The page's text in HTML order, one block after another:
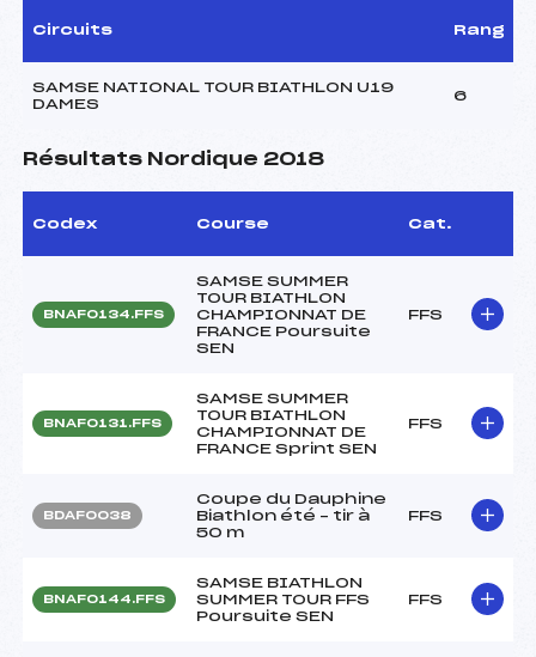
Circuits Rang
SAMSE NATIONAL TOUR BIATHLON U19
DAMES
6
Résultats Nordique 2018
Codex Course Cat.
BNAF0134.FFS
SAMSE SUMMER
TOUR BIATHLON
CHAMPIONNAT DE
FRANCE Poursuite
SEN
FFS
BNAF0131.FFS
SAMSE SUMMER
TOUR BIATHLON
CHAMPIONNAT DE
FRANCE Sprint SEN
FFS
BDAF0038
Coupe du Dauphine
Biathlon été – tir à
50 m
FFS
BNAF0144.FFS
SAMSE BIATHLON
SUMMER TOUR FFS
Poursuite SEN
FFS